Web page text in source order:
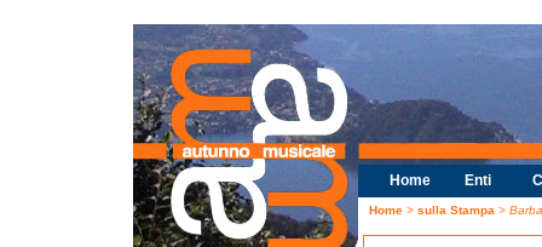
Home Enti
Home > sulla Stampa >